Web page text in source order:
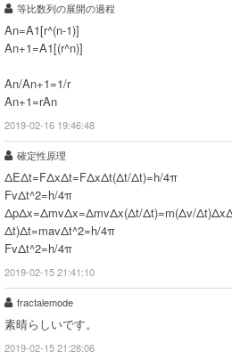
等比数列の展開の過程
An=A1[r^(n-1)]
An+1=A1[(r^n)]
An/An+1=1/r
An+1=rAn
2019-02-16 19:46:48
確定性原理
ΔEΔt=FΔxΔt=FΔxΔt(Δt/Δt)=h/4π
FvΔt^2=h/4π
ΔpΔx=ΔmvΔx=ΔmvΔx(Δt/Δt)=m(Δv/
Δt)Δt=mavΔt^2=h/4π
FvΔt^2=h/4π
2019-02-15 21:41:10
fractalemode
素晴らしいです。
2019-02-15 21:28:06